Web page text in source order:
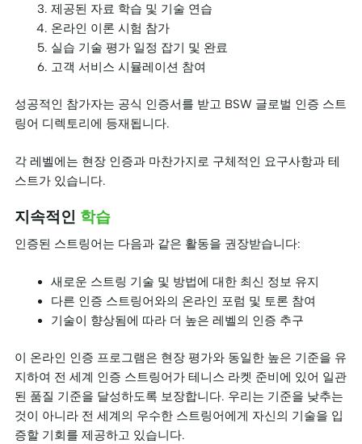
제공된 자료 학습 및 기술 연습
온라인 이론 시험 참가
실습 기술 평가 일정 잡기 및 완료
고객 서비스 시뮬레이션 참여
성공적인 참가자는 공식 인증서를 받고 BSW 글로벌 인증 스트
링어 디렉토리에 등재됩니다.
각 레벨에는 현장 인증과 마찬가지로 구체적인 요구사항과 테
스트가 있습니다.
지속적인 학습
인증된 스트링어는 다음과 같은 활동을 권장받습니다:
새로운 스트링 기술 및 방법에 대한 최신 정보 유지
다른 인증 스트링어와의 온라인 포럼 및 토론 참여
기술이 향상됨에 따라 더 높은 레벨의 인증 추구
이 온라인 인증 프로그램은 현장 평가와 동일한 높은 기준을 유
지하여 전 세계 인증 스트링어가 테니스 라켓 준비에 있어 일관
된 품질 기준을 달성하도록 보장합니다. 우리는 기준을 낮추는
것이 아니라 전 세계의 우수한 스트링어에게 자신의 기술을 입
증할 기회를 제공하고 있습니다.